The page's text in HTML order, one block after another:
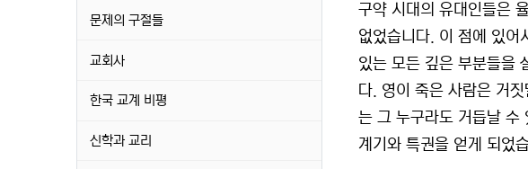
구약 시대의 유대인들은
없었습니다. 이 점에 있어
있는 모든 깊은 부분들을
다. 영이 죽은 사람은 거
는 그 누구라도 거듭날 수
계기와 특권을 얻게 되었
문제의 구절들
교회사
한국 교계 비평
신학과 교리